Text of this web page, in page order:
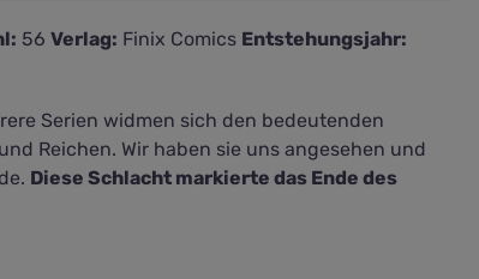
56 Verlag: Finix Comics Entstehungsjahr:
Serien widmen sich den bedeutenden
Reichen. Wir haben sie uns angesehen und
Diese Schlacht markierte das Ende des